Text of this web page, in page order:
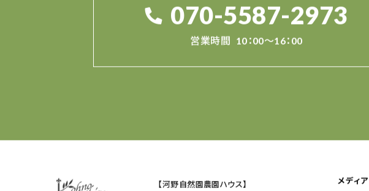
070-5587-2973
営業時間 10：00～16：00
【河野自然園農園ハウス】
メディア